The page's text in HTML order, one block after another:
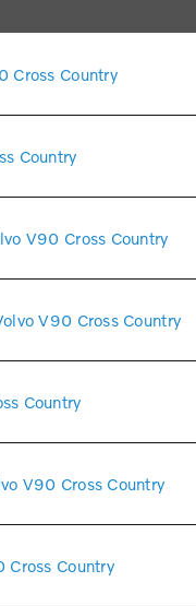
Cross Country
Country
V90 Cross Country
V90 Cross Country
Country
V90 Cross Country
Cross Country